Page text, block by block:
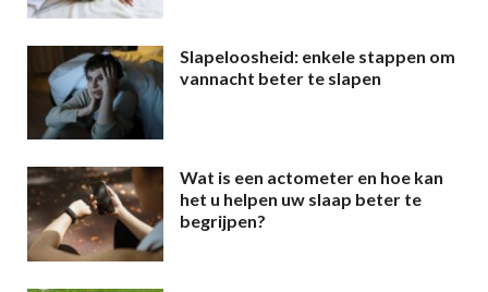
Slapeloosheid: enkele stappen om
vannacht beter te slapen
Wat is een actometer en hoe kan
het u helpen uw slaap beter te
begrijpen?